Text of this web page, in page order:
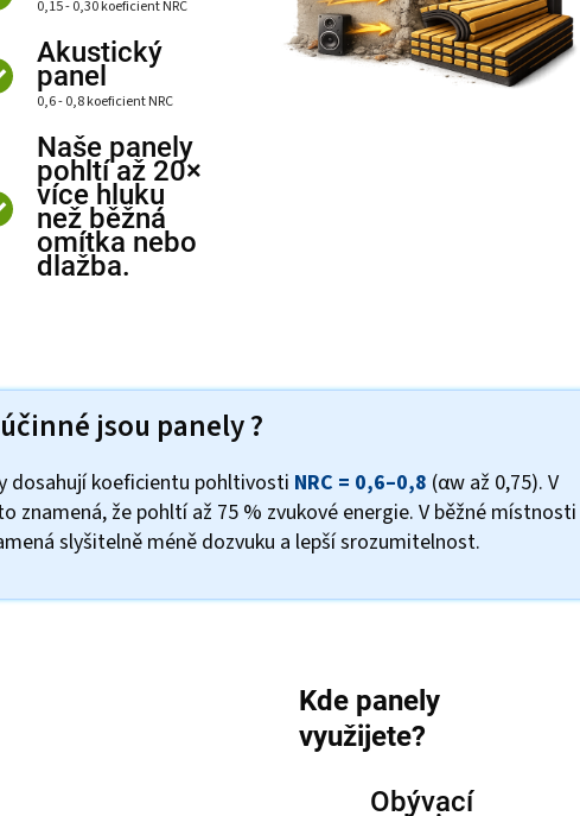
0,15 - 0,30 koeficient NRC
Akustický
panel
0,6 - 0,8 koeficient NRC
Naše panely
pohltí až 20×
více hluku
než běžná
omítka nebo
dlažba.
jsou panely ?
dosahují koeficientu pohltivosti NRC = 0,6–0,8 (αw až 0,75). V
znamená, že pohltí až 75 % zvukové energie. V běžné místnosti
slyšitelně méně dozvuku a lepší srozumitelnost.
Kde panely
využijete?
Obývací